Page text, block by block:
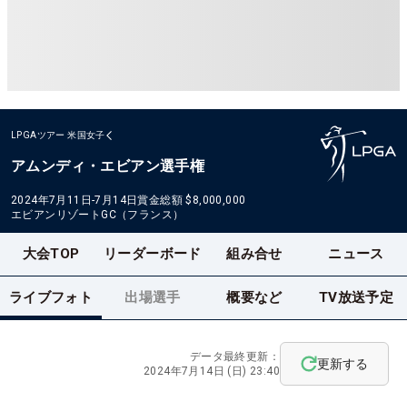
LPGAツアー 米国女子
アムンディ・エビアン選手権
2024年7月11日-7月14日賞金総額 $8,000,000
エビアンリゾートGC（フランス）
大会TOP リーダーボード 組み合せ ニュース
ライブフォト 出場選手 概要など TV放送予定
データ最終更新：
2024年7月14日 (日) 23:40
更新する